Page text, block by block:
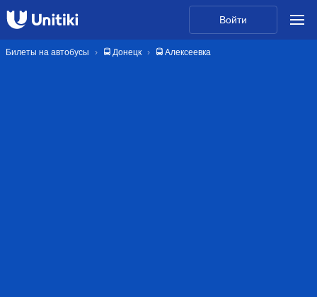
Войти
Билеты на автобусы 🚍 Донецк 🚍 Алексеевка